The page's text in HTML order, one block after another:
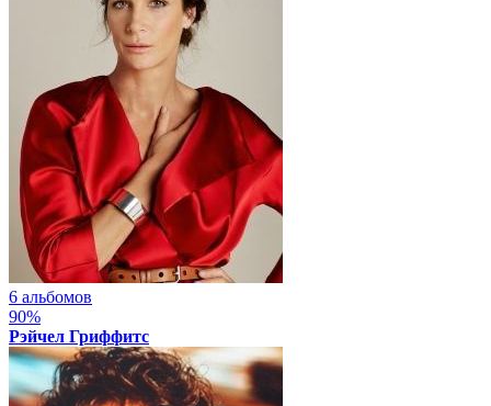
6 альбомов
90%
Рэйчел Гриффитс